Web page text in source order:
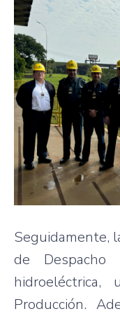
Seguidamente,
de
Producción.